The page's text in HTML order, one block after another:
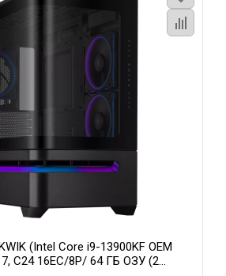
(Intel Core i9-13900KF OEM
C24 16EC/8P/ 64 ГБ ОЗУ (2